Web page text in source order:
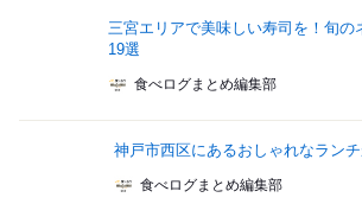
三宮エリアで美味しい寿司を！旬の
19選
食べログまとめ編集部
神戸市西区にあるおしゃれなラン
食べログまとめ編集部